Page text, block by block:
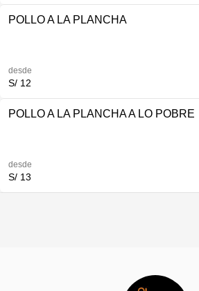
POLLO A LA PLANCHA
desde
S/ 12
POLLO A LA PLANCHA A LO POBRE
desde
S/ 13